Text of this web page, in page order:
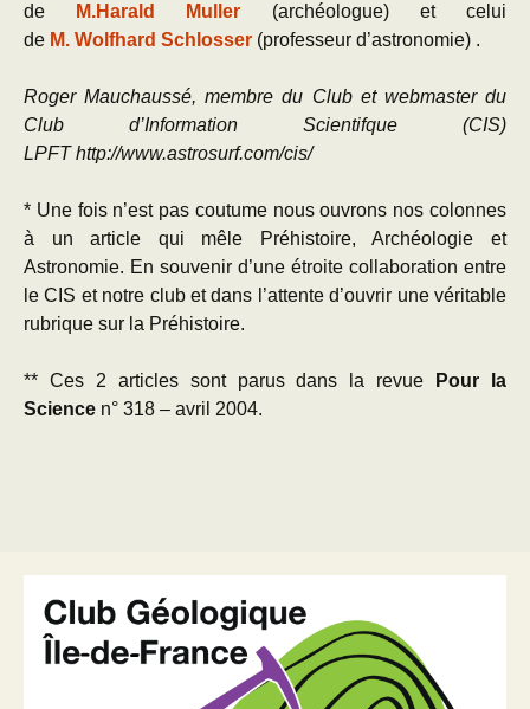
de
M.Harald Muller
(archéologue) et celui
de M. Wolfhard Schlosser (professeur d’astronomie) .
Roger Mauchaussé, membre du Club et webmaster du
Club d’Information Scientifque (CIS)
LPFT http://www.astrosurf.com/cis/
* Une fois n’est pas coutume nous ouvrons nos colonnes
à un article qui mêle Préhistoire, Archéologie et
Astronomie. En souvenir d’une étroite collaboration entre
le CIS et notre club et dans l’attente d’ouvrir une véritable
rubrique sur la Préhistoire.
** Ces 2 articles sont parus dans la revue
Pour la
Science n° 318 – avril 2004.